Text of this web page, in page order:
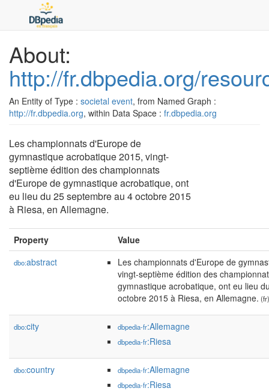
About:
http://fr.dbpedia.org/
An Entity of Type : societal event, from Named Graph :
http://fr.dbpedia.org, within Data Space : fr.dbpedia.org
Les championnats d'Europe de
gymnastique acrobatique 2015, vingt-
septième édition des championnats
d'Europe de gymnastique acrobatique, ont
eu lieu du 25 septembre au 4 octobre 2015
à Riesa, en Allemagne.
Property Value
dbo:abstract
Les championnats d'Europe de
vingt-septième édition des
gymnastique acrobatique, ont eu lieu
octobre 2015 à Riesa, en Allemagne. (fr)
dbo:city dbpedia-fr:Allemagne
dbpedia-fr:Riesa
dbo:country dbpedia-fr:Allemagne
dbpedia-fr:Riesa